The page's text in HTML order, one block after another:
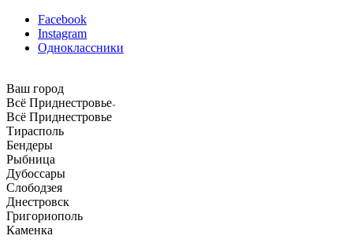
Facebook
Instagram
Одноклассники
Ваш город
Всё Приднестровье
Всё Приднестровье
Тирасполь
Бендеры
Рыбница
Дубоссары
Слободзея
Днестровск
Григориополь
Каменка